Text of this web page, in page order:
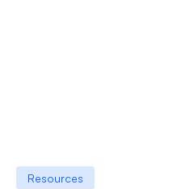
Resources